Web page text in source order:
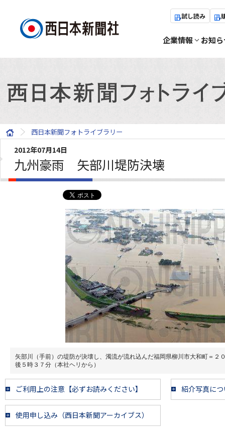
試し読み
企業情報 お知
西日本新聞フォトライブラリー
2012年07月14日
九州豪雨 矢部川堤防決壊
矢部川（手前）の堤防が決壊し、濁流が流れ込んだ福岡県柳川市大和町＝２
後５時３７分（本社ヘリから）
ご利用上の注意【必ずお読みください】 紹介写真に
使用申し込み（西日本新聞アーカイブス）